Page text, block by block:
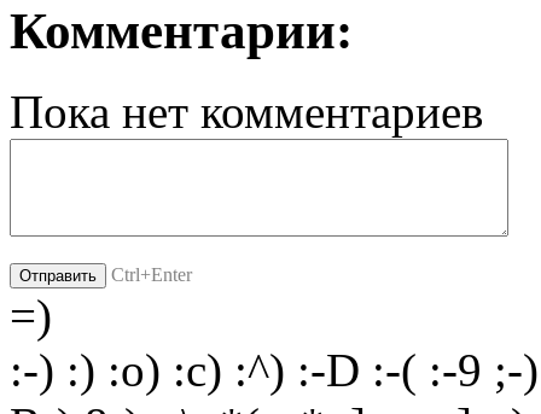
Комментарии:
Пока нет комментариев
Ctrl+Enter
=)
:-) :) :o) :c) :^) :-D :-( :-9 ;-)